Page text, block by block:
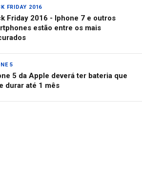
FRIDAY 2016
Friday 2016 - Iphone 7 e outros
estão entre os mais
5
5 da Apple deverá ter bateria que
durar até 1 mês